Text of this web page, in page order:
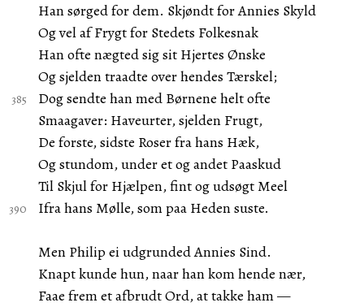
Han sørged for dem. Skjøndt for Annies Skyld
Og vel af Frygt for Stedets Folkesnak
Han ofte nægted sig sit Hjertes Ønske
Og sjelden traadte over hendes Tærskel;
Dog sendte han med Børnene helt ofte
Smaagaver: Haveurter, sjelden Frugt,
De forste, sidste Roser fra hans Hæk,
Og stundom, under et og andet Paaskud
Til Skjul for Hjælpen, fint og udsøgt Meel
Ifra hans Mølle, som paa Heden suste.
Men Philip ei udgrunded Annies Sind.
Knapt kunde hun, naar han kom hende nær,
Faae frem et afbrudt Ord, at takke ham —